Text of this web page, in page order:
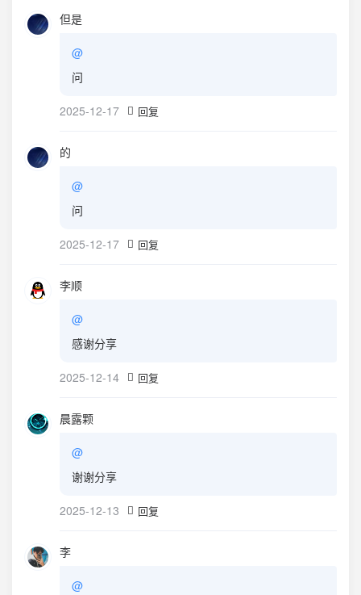
但是
@
问
2025-12-17 回复
的
@
问
2025-12-17 回复
李顺
@
感谢分享
2025-12-14 回复
晨露颗
@
谢谢分享
2025-12-13 回复
李
@